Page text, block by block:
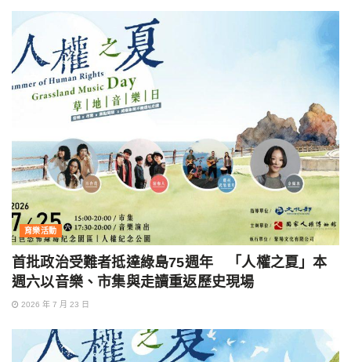
育樂活動
首批政治受難者抵達綠島75週年 「人權之夏」本
週六以音樂、市集與走讀重返歷史現場
2026 年 7 月 23 日